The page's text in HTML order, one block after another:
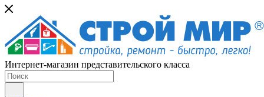
Интернет-магазин представительского класса